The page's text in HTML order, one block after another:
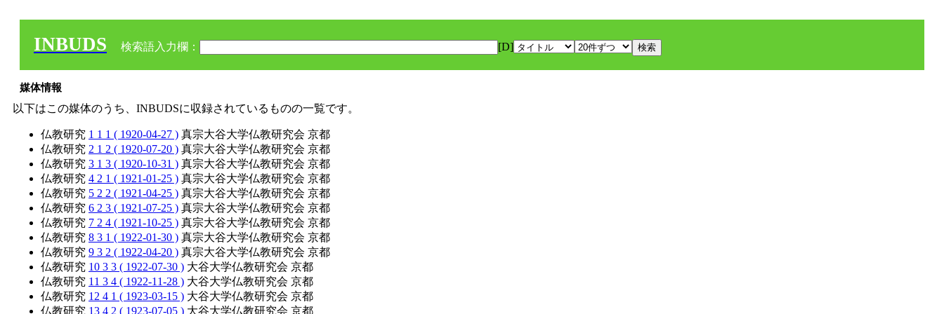
INBUDS 検索語入力欄： [D]
媒体情報
以下はこの媒体のうち、INBUDSに収録されているものの一覧です。
仏教研究 1 1 1 ( 1920-04-27 ) 真宗大谷大学仏教研究会 京都
仏教研究 2 1 2 ( 1920-07-20 ) 真宗大谷大学仏教研究会 京都
仏教研究 3 1 3 ( 1920-10-31 ) 真宗大谷大学仏教研究会 京都
仏教研究 4 2 1 ( 1921-01-25 ) 真宗大谷大学仏教研究会 京都
仏教研究 5 2 2 ( 1921-04-25 ) 真宗大谷大学仏教研究会 京都
仏教研究 6 2 3 ( 1921-07-25 ) 真宗大谷大学仏教研究会 京都
仏教研究 7 2 4 ( 1921-10-25 ) 真宗大谷大学仏教研究会 京都
仏教研究 8 3 1 ( 1922-01-30 ) 真宗大谷大学仏教研究会 京都
仏教研究 9 3 2 ( 1922-04-20 ) 真宗大谷大学仏教研究会 京都
仏教研究 10 3 3 ( 1922-07-30 ) 大谷大学仏教研究会 京都
仏教研究 11 3 4 ( 1922-11-28 ) 大谷大学仏教研究会 京都
仏教研究 12 4 1 ( 1923-03-15 ) 大谷大学仏教研究会 京都
仏教研究 13 4 2 ( 1923-07-05 ) 大谷大学仏教研究会 京都